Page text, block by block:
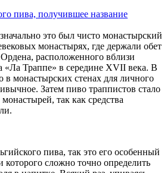
пива, получившее название
это был чисто монастырский
монастырях, где держали обет
расположенного вблизи
«Ла Траппе» в середине XVII века. В
в монастырских стенах для личного
Затем пиво траппистов стало
так как средства
пива, так это его особенный
которого сложно точно определить